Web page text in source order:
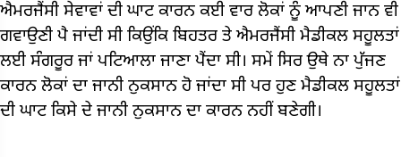
ਐਮਰਜੈਂਸੀ ਸੇਵਾਵਾਂ ਦੀ ਘਾਟ ਕਾਰਨ ਕਈ ਵਾਰ ਲੋਕਾਂ ਨੂੰ ਆਪਣੀ ਜਾਨ ਵੀ
ਗਵਾਉਣੀ ਪੈ ਜਾਂਦੀ ਸੀ ਕਿਉਂਕਿ ਬਿਹਤਰ ਤੇ ਐਮਰਜੈਂਸੀ ਮੈਡੀਕਲ ਸਹੂਲਤਾਂ
ਲਈ ਸੰਗਰੂਰ ਜਾਂ ਪਟਿਆਲਾ ਜਾਣਾ ਪੈਂਦਾ ਸੀ। ਸਮੇਂ ਸਿਰ ਉਥੇ ਨਾ ਪੁੱਜਣ
ਕਾਰਨ ਲੋਕਾਂ ਦਾ ਜਾਨੀ ਨੁਕਸਾਨ ਹੋ ਜਾਂਦਾ ਸੀ ਪਰ ਹੁਣ ਮੈਡੀਕਲ ਸਹੂਲਤਾਂ
ਦੀ ਘਾਟ ਕਿਸੇ ਦੇ ਜਾਨੀ ਨੁਕਸਾਨ ਦਾ ਕਾਰਨ ਨਹੀਂ ਬਣੇਗੀ।